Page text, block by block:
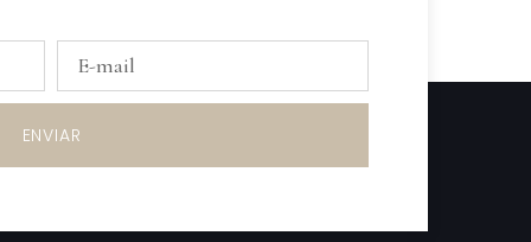
dicas e inspirações para você arrasar.
ENVIAR